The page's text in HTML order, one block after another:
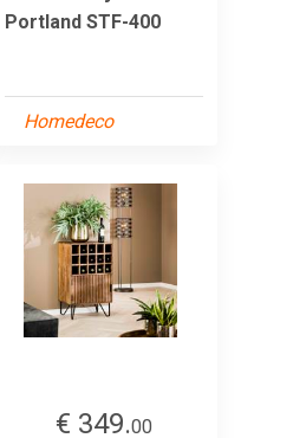
Portland STF-400
Homedeco
€ 349.00